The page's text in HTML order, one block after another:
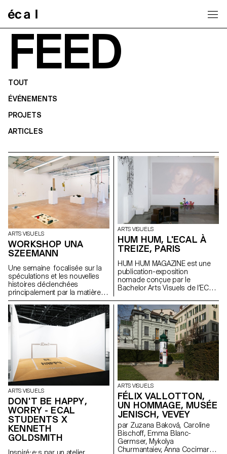
FEED
TOUT
ÉVÉNEMENTS
PROJETS
ARTICLES
ARTS VISUELS
WORKSHOP UNA
SZEEMANN
Une semaine focalisée sur la
spéculations et les nouvelles
histoires déclenchées
principalement par la matière
avec l'artiste Una Szeemann.
Les étudiant.exs ont orienté
leurs réflexions sur le pouvoir
des objets, du point de vue de
oriented ontology, de la
ARTS VISUELS
HUM HUM, L'ECAL À
TREIZE, PARIS
HUM HUM MAGAZINE est une
publication-exposition
nomade conçue par le
Bachelor Arts Visuels de l’ECAL
la galerie parisienne Treize.
Organisée autour d'une série
d'invitations, chaque édition est
pensée par les étudiant·e·s du
Bachelor Arts Visuels comme
une exposition facilement
diffusable et activable à l’infini. À
l’occasion du lancement de
son premier numéro, HUM
HUM MAGAZINE investit Treize à
Paris pour y déployer son
sommaire à l’échelle du lieu. Un
projet initié par Philippe
Decrauzat, Gallien Déjean et
Stéphane Kropf.
ARTS VISUELS
DON'T BE HAPPY,
WORRY - ECAL
STUDENTS X
KENNETH
GOLDSMITH
Inspiré·e·s par un atelier
ARTS VISUELS
FÉLIX VALLOTTON,
UN HOMMAGE, MUSÉE
JENISCH, VEVEY
par Zuzana Baková, Caroline
Bischoff, Emma Blanc-
Germser, Mykolya
Churmantaiev, Anna Cocimarov,